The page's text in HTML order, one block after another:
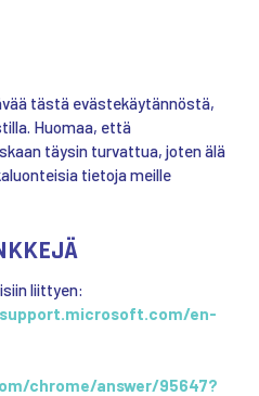
tästä evästekäytännöstä,
Huomaa, että
täysin turvattua, joten älä
tietoja meille
liittyen:
en-
chrome/answer/95647?